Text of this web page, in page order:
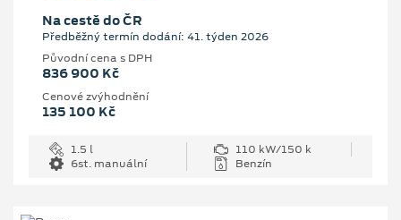
Na cestě do ČR
Předběžný termín dodání: 41. týden 2026
Původní cena s DPH
836 900 Kč
Cenové zvýhodnění
135 100 Kč
1.5 l
110 kW/150 k
6st. manuální
Benzín